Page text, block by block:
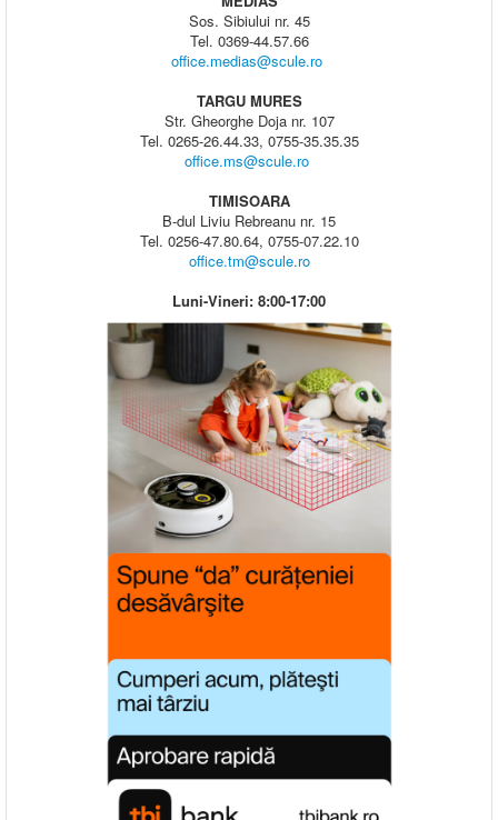
Sos. Sibiului nr. 45
Tel. 0369-44.57.66
office.medias@scule.ro
TARGU MURES
Str. Gheorghe Doja nr. 107
Tel. 0265-26.44.33, 0755-35.35.35
office.ms@scule.ro
TIMISOARA
B-dul Liviu Rebreanu nr. 15
Tel. 0256-47.80.64, 0755-07.22.10
office.tm@scule.ro
Luni-Vineri: 8:00-17:00